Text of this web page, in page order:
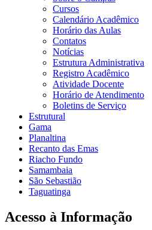
Cursos
Calendário Acadêmico
Horário das Aulas
Contatos
Notícias
Estrutura Administrativa
Registro Acadêmico
Atividade Docente
Horário de Atendimento
Boletins de Serviço
Estrutural
Gama
Planaltina
Recanto das Emas
Riacho Fundo
Samambaia
São Sebastião
Taguatinga
Acesso à Informação